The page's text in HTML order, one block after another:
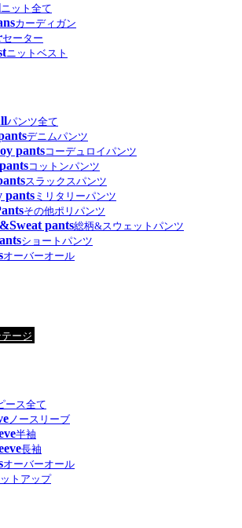
ニット全て
カーディガン
セーター
ニットベスト
パンツ全て
デニムパンツ
pantsコーデュロイパンツ
コットンパンツ
スラックスパンツ
pants ミリタリーパンツ
その他ポリパンツ
pants総柄&スウェットパンツ
ショートパンツ
オーバーオール
ージ
ース全て
ノースリーブ
半袖
長袖
オーバーオール
トアップ